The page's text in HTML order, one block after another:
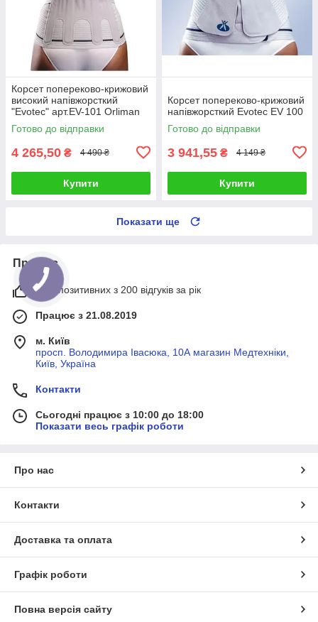
Корсет попереково-крижовий
високий напівжорсткий
"Evotec" арт.EV-101 Orliman
(Іспанія)
Готово до відправки
4 265,50 ₴ 4 490 ₴
Купити
Корсет попереково-крижовий
напівжорсткий Evotec EV 100
Готово до відправки
3 941,55 ₴ 4 149 ₴
Купити
Показати ще
Про нас
94% позитивних з 200 відгуків за рік
Працює з 21.08.2019
м. Київ
просп. Володимира Івасюка, 10А магазин Медтехніки,
Київ, Україна
Контакти
Сьогодні працює з 10:00 до 18:00
Показати весь графік роботи
Про нас
Контакти
Доставка та оплата
Графік роботи
Повна версія сайту